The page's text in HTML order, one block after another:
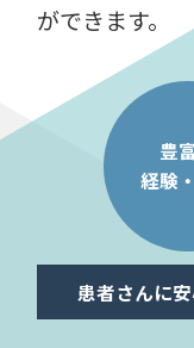
ができます。
豊
経験
患者さんに